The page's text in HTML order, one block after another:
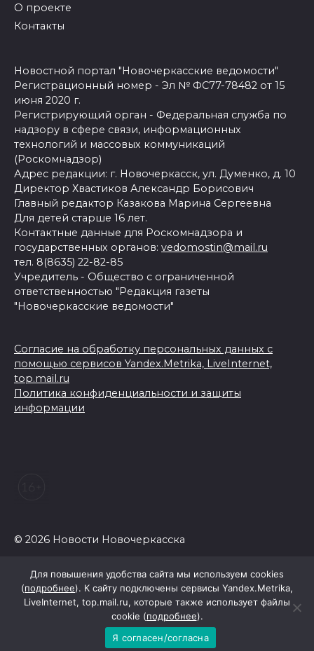
О проекте
Контакты
Новостной портал "Новочеркасские ведомости"
Регистрационный номер - Эл № ФС77-78482 от 15
июня 2020 г.
Регистрирующий орган - Федеральная служба по
надзору в сфере связи, информационных
технологий и массовых коммуникаций
(Роскомнадзор)
Адрес редакции: г. Новочеркасск, ул. Думенко, д. 10
Директор Хвастиков Александр Борисович
Главный редактор Казакова Марина Сергеевна
Для детей старше 16 лет.
Контактные данные для Роскомнадзора и
государственных органов: vedomostin@mail.ru
тел. 8(8635) 22-82-85
Учредитель - Общество с ограниченной
ответственностью "Редакция газеты
"Новочеркасские ведомости"
Согласие на обработку персональных данных с
помощью сервисов Yandex.Metrika, LiveInternet,
top.mail.ru
Политика конфиденциальности и защиты
информации
© 2026 Новости Новочеркасска
Для повышения удобства сайта мы используем cookies
(подробнее). К сайту подключены сервисы Yandex.Metrika,
LiveInternet, top.mail.ru, которые также использует файлы
cookie (подробнее).
Я согласен/согласна